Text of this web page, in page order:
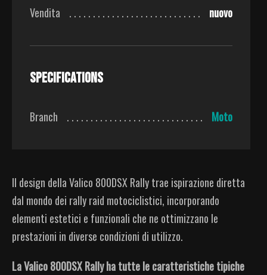
Vendita
nuovo
Specifications
Branch Moto
Il design della Valico 800DSX Rally trae ispirazione diretta
dal mondo dei rally raid motociclistici, incorporando
elementi estetici e funzionali che ne ottimizzano le
prestazioni in diverse condizioni di utilizzo.
La Valico 800DSX Rally ha tutte le caratteristiche tipiche